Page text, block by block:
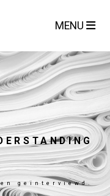
MENU
geïnterviewd.